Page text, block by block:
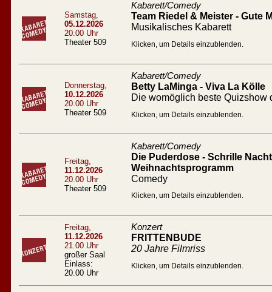
Samstag,
05.12.2026
20.00 Uhr
Theater 509
Kabarett/Comedy
Team Riedel & Meister - Gute
Musikalisches Kabarett
Klicken, um Details einzublenden.
Donnerstag,
10.12.2026
20.00 Uhr
Theater 509
Kabarett/Comedy
Betty LaMinga - Viva La Kölle
Die womöglich beste Quizshow
Klicken, um Details einzublenden.
Freitag,
11.12.2026
20.00 Uhr
Theater 509
Kabarett/Comedy
Die Puderdose - Schrille
Weihnachtsprogramm
Comedy
Klicken, um Details einzublenden.
Freitag,
11.12.2026
21.00 Uhr
großer Saal
Einlass:
20.00 Uhr
Konzert
FRITTENBUDE
20 Jahre Filmriss
Klicken, um Details einzublenden.